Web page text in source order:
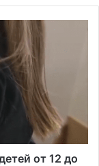
от 12 до